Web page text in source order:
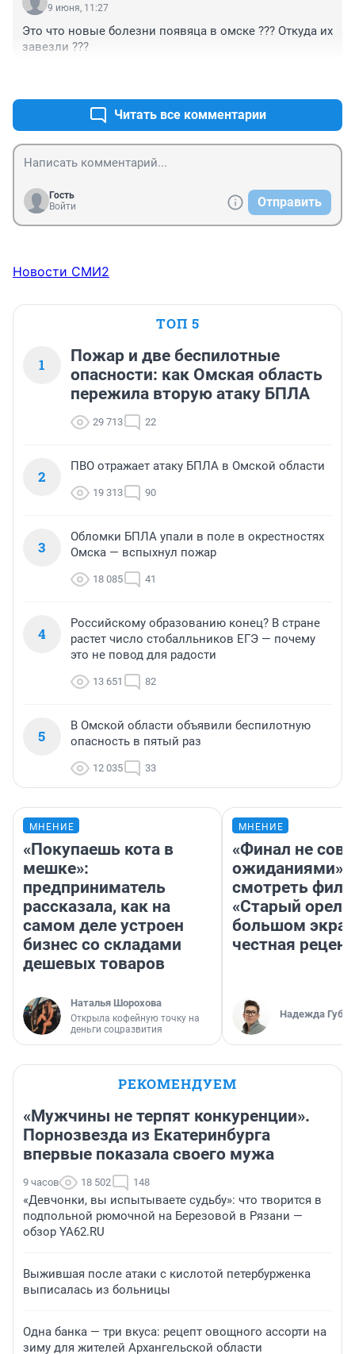
9 июня, 11:27
Это что новые болезни появяца в омске ??? Откуда их
завезли ???
Читать все комментарии
Гость
Войти
Отправить
Новости СМИ2
ТОП 5
1
Пожар и две беспилотные
опасности: как Омская область
пережила вторую атаку БПЛА
29 713 22
2
ПВО отражает атаку БПЛА в Омской области
19 313 90
3
Обломки БПЛА упали в поле в окрестностях
Омска — вспыхнул пожар
18 085 41
4
Российскому образованию конец? В стране
растет число стобалльников ЕГЭ — почему
это не повод для радости
13 651 82
5
В Омской области объявили беспилотную
опасность в пятый раз
12 035 33
МНЕНИЕ
«Покупаешь кота в
мешке»:
предприниматель
рассказала, как на
самом деле устроен
бизнес со складами
дешевых товаров
Наталья Шорохова
Открыла кофейную точку на
деньги соцразвития
МНЕНИЕ
«Финал не
ожиданиями»:
смотреть
«Старый орел»
большом
честная
Надежда
РЕКОМЕНДУЕМ
«Мужчины не терпят конкуренции».
Порнозвезда из Екатеринбурга
впервые показала своего мужа
9 часов 18 502 148
«Девчонки, вы испытываете судьбу»: что творится в
подпольной рюмочной на Березовой в Рязани —
обзор YA62.RU
Выжившая после атаки с кислотой петербурженка
выписалась из больницы
Одна банка — три вкуса: рецепт овощного ассорти на
зиму для жителей Архангельской области